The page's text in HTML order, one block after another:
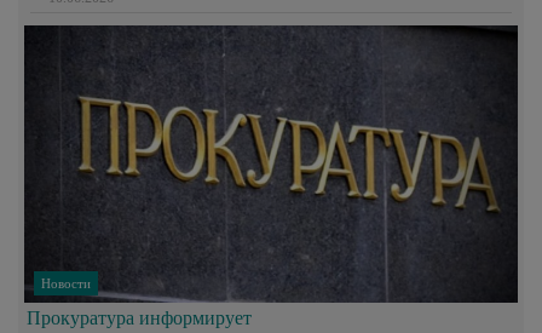
Новости
Прокуратура информирует